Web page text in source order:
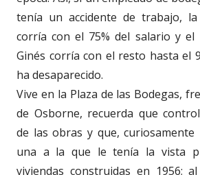
tenía un accidente de trabajo, la
corría con el 75% del salario y el
Ginés corría con el resto hasta el
ha desaparecido.
Vive en la Plaza de las Bodegas,
de Osborne, recuerda que
de las obras y que,
una a la que le tenía la vista
viviendas construidas en 1956;